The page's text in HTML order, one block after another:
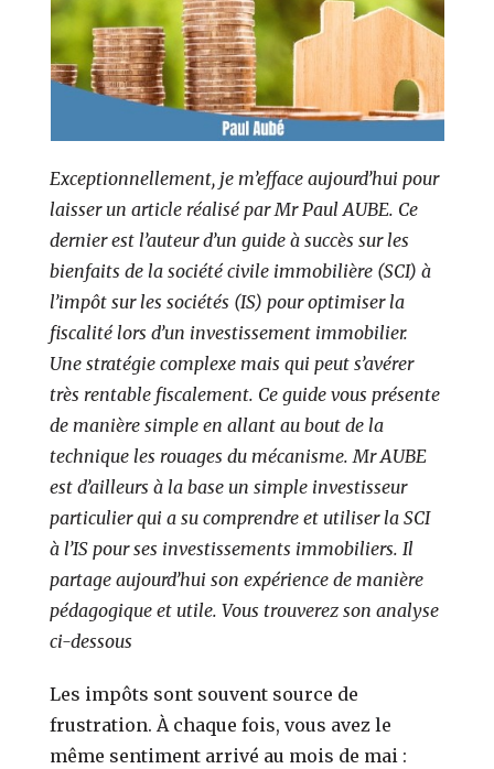
Exceptionnellement, je m’efface aujourd’hui pour
laisser un article réalisé par Mr Paul AUBE. Ce
dernier est l’auteur d’un guide à succès sur les
bienfaits de la société civile immobilière (SCI) à
l’impôt sur les sociétés (IS) pour optimiser la
fiscalité lors d’un investissement immobilier.
Une stratégie complexe mais qui peut s’avérer
très rentable fiscalement. Ce guide vous présente
de manière simple en allant au bout de la
technique les rouages du mécanisme. Mr AUBE
est d’ailleurs à la base un simple investisseur
particulier qui a su comprendre et utiliser la SCI
à l’IS pour ses investissements immobiliers. Il
partage aujourd’hui son expérience de manière
pédagogique et utile. Vous trouverez son analyse
ci-dessous
Les impôts sont souvent source de
frustration. À chaque fois, vous avez le
même sentiment arrivé au mois de mai :